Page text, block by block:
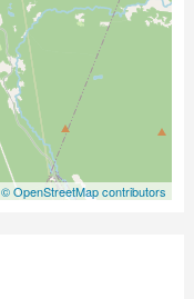
© OpenStreetMap contributors